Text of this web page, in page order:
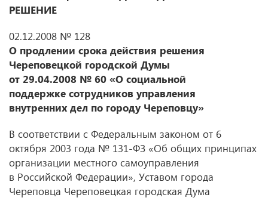
РЕШЕНИЕ
02.12.2008 № 128
О продлении срока действия решения
Череповецкой городской Думы
от 29.04.2008 № 60 «О социальной
поддержке сотрудников управления
внутренних дел по городу Череповцу»
В соответствии с Федеральным законом от 6
октября 2003 года № 131-ФЗ «Об общих принципах
организации местного самоуправления
в Российской Федерации», Уставом города
Череповца Череповецкая городская Дума